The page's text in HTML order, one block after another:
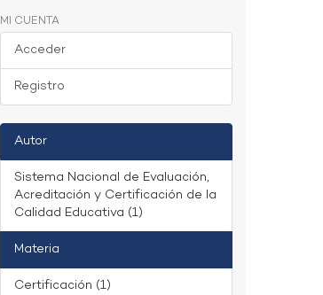
MI CUENTA
Acceder
Registro
Autor
Sistema Nacional de Evaluación,
Acreditación y Certificación de la
Calidad Educativa (1)
Materia
Certificación (1)